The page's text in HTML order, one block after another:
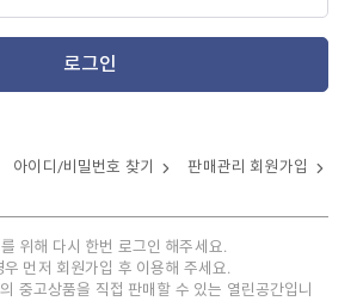
로그인
아이디/비밀번호 찾기 판매관리 회원가입
위해 다시 한번 로그인 해주세요.
먼저 회원가입 후 이용해 주세요.
중고상품을 직접 판매할 수 있는 열린공간입니